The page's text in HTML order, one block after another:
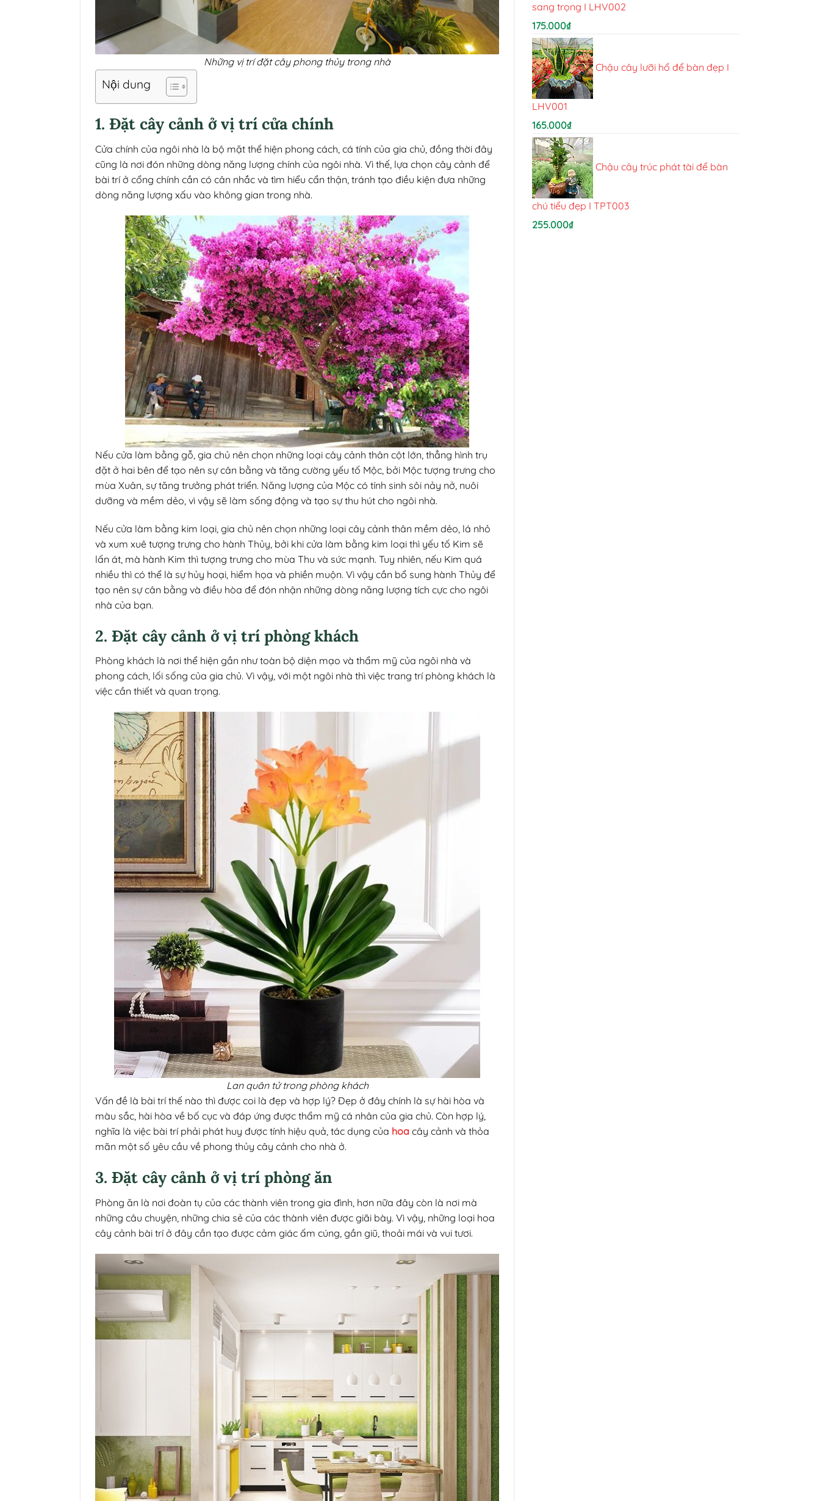
Những vị trí đặt cây phong thủy trong nhà
Nội dung
1. Đặt cây cảnh ở vị trí cửa chính
Cửa chính của ngôi nhà là bộ mặt thể hiện phong cách, cá tính của gia chủ, đồng thời đây
cũng là nơi đón những dòng năng lượng chính của ngôi nhà. Vì thế, lựa chọn cây cảnh để
bài trí ở cổng chính cần có cân nhắc và tìm hiểu cẩn thận, tránh tạo điều kiện đưa những
dòng năng lượng xấu vào không gian trong nhà.
Nếu cửa làm bằng gỗ, gia chủ nên chọn những loại cây cảnh thân cột lớn, thẳng hình trụ
đặt ở hai bên để tạo nên sự cân bằng và tăng cường yếu tố Mộc, bởi Mộc tượng trưng cho
mùa Xuân, sự tăng trưởng phát triển. Năng lượng của Mộc có tính sinh sôi nảy nở, nuôi
dưỡng và mềm dẻo, vì vậy sẽ làm sống động và tạo sự thu hút cho ngôi nhà.
Nếu cửa làm bằng kim loại, gia chủ nên chọn những loại cây cảnh thân mềm dẻo, lá nhỏ
và xum xuê tượng trưng cho hành Thủy, bởi khi cửa làm bằng kim loại thì yếu tố Kim sẽ
lấn át, mà hành Kim thì tượng trưng cho mùa Thu và sức mạnh. Tuy nhiên, nếu Kim quá
nhiều thì có thể là sự hủy hoại, hiểm họa và phiền muộn. Vì vậy cần bổ sung hành Thủy để
tạo nên sự cân bằng và điều hòa để đón nhận những dòng năng lượng tích cực cho ngôi
nhà của bạn.
2. Đặt cây cảnh ở vị trí phòng khách
Phòng khách là nơi thể hiện gần như toàn bộ diện mạo và thẩm mỹ của ngôi nhà và
phong cách, lối sống của gia chủ. Vì vậy, với một ngôi nhà thì việc trang trí phòng khách là
việc cần thiết và quan trọng.
Lan quân tử trong phòng khách
Vấn đề là bài trí thế nào thì được coi là đẹp và hợp lý? Đẹp ở đây chính là sự hài hòa và
màu sắc, hài hòa về bố cục và đáp ứng được thẩm mỹ cá nhân của gia chủ. Còn hợp lý,
nghĩa là việc bài trí phải phát huy được tính hiệu quả, tác dụng của hoa cây cảnh và thỏa
mãn một số yêu cầu về phong thủy cây cảnh cho nhà ở.
3. Đặt cây cảnh ở vị trí phòng ăn
Phòng ăn là nơi đoàn tụ của các thành viên trong gia đình, hơn nữa đây còn là nơi mà
những câu chuyện, những chia sẻ của các thành viên được giãi bày. Vì vậy, những loại hoa
cây cảnh bài trí ở đây cần tạo được cảm giác ấm cúng, gần giũ, thoải mái và vui tươi.
sang trọng I LHV002
175.000₫
Chậu cây lưỡi hổ để bàn đẹp I
LHV001
165.000₫
Chậu cây trúc phát tài để bàn
chú tiểu đẹp I TPT003
255.000₫